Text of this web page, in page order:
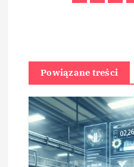
Powiązane treści